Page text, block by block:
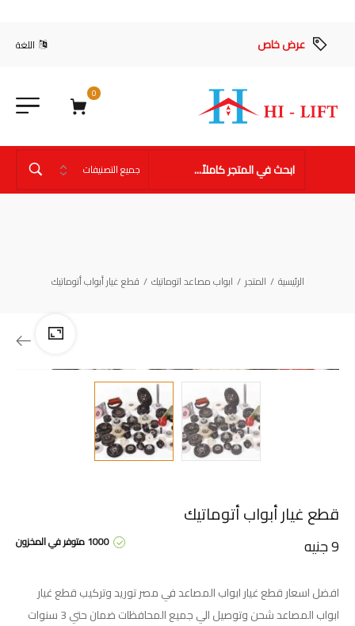
عرض خاص اللغة
0
الرئيسية / المتجر / ابواب مصاعد اتوماتيك / قطع غيار أبواب أتوماتيك
قطع غيار أبواب أتوماتيك
1000 متوفر في المخزون 9جنيه
افضل اسعار قطع غيار ابواب المصاعد في مصر توريد وتركيب قطع غيار
ابواب المصاعد شحن وتوصيل الي جميع المحافظات ضمان حتي 3 سنوات